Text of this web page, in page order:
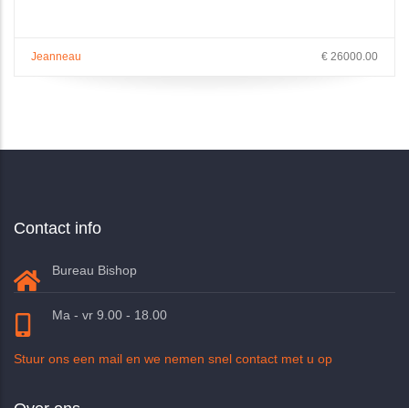
Jeanneau € 26000.00
Contact info
Bureau Bishop
Ma - vr 9.00 - 18.00
Stuur ons een mail en we nemen snel contact met u op